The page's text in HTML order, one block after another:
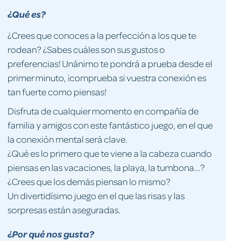
¿Qué es?
¿Crees que conoces a la perfección a los que te
rodean? ¿Sabes cuáles son sus gustos o
preferencias! Unánimo te pondrá a prueba desde el
primer minuto, ¡comprueba si vuestra conexión es
tan fuerte como piensas!
Disfruta de cualquier momento en compañía de
familia y amigos con este fantástico juego, en el que
la conexión mental será clave.
¿Qué es lo primero que te viene a la cabeza cuando
piensas en las vacaciones, la playa, la tumbona...?
¿Crees que los demás piensan lo mismo?
Un divertidísimo juego en el que las risas y las
sorpresas están aseguradas.
¿Por qué nos gusta?